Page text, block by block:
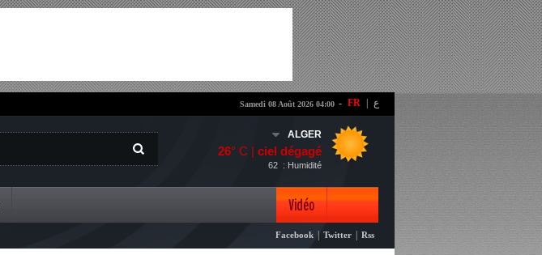
- FR ع Samedi 08 Août 2026 04:00
ALGER
26° C | ciel dégagé
: Humidité
62
Vidéo
Photo
Facebook Twitter Rss